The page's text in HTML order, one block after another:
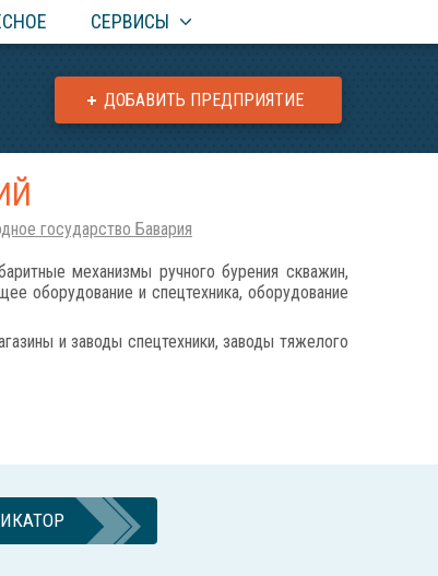
СЕРВИСЫ
ДОБАВИТЬ ПРЕДПРИЯТИЕ
государство Бавария
механизмы ручного бурения скважин,
оборудование и спецтехника, оборудование
и заводы спецтехники, заводы тяжелого